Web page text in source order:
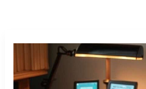
READER
LISEUSES
ÉLECTRONIQUES
EN
2025
?